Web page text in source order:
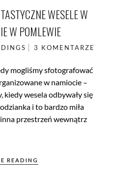
WESELE W
W POMLEWIE
3 KOMENTARZE
mogliśmy sfotografować
w namiocie –
kiedy wesela odbywały się
i to bardzo miła
przestrzeń wewnątrz
READING